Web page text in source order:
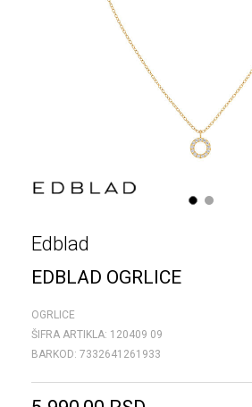
1 2
Edblad
EDBLAD OGRLICE
OGRLICE
ŠIFRA ARTIKLA: 120409 09
BARKOD: 7332641261933